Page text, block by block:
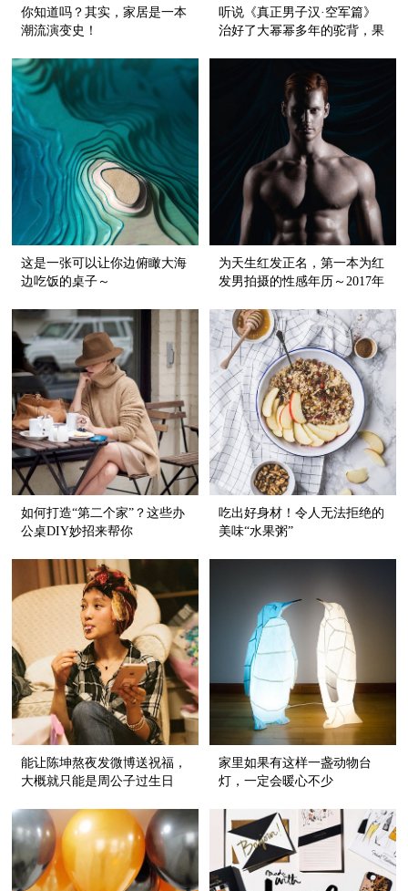
你知道吗？其实，家居是一本
潮流演变史！
听说《真正男子汉·空军篇》
治好了大幂幂多年的驼背，果
这是一张可以让你边俯瞰大海
边吃饭的桌子～
为天生红发正名，第一本为红
发男拍摄的性感年历～2017年
如何打造“第二个家”？这些办
公桌DIY妙招来帮你
吃出好身材！令人无法拒绝的
美味“水果粥”
能让陈坤熬夜发微博送祝福，
大概就只能是周公子过生日
家里如果有这样一盏动物台
灯，一定会暖心不少